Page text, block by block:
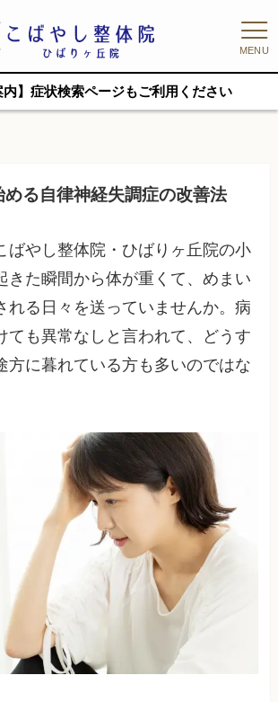
MENU
内】症状検索ページもご利用ください
る自律神経失調症の改善法
ばやし整体院・ひばりヶ丘院の小
きた瞬間から体が重くて、めまい
れる日々を送っていませんか。病
ても異常なしと言われて、どうす
方に暮れている方も多いのではな